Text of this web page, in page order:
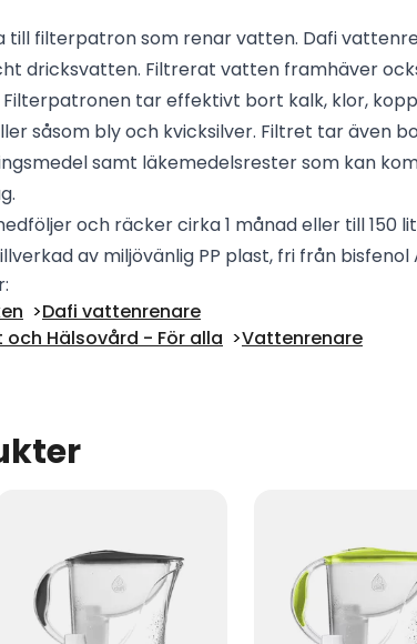
till filterpatron som renar vatten. Dafi
dricksvatten. Filtrerat vatten framhäver
tar effektivt bort kalk, klor,
såsom bly och kvicksilver. Filtret tar även
samt läkemedelsrester som kan
och räcker cirka 1 månad eller till 150
av miljövänlig PP plast, fri från bisfenol
Dafi vattenrenare
och Hälsovård - För alla
Vattenrenare